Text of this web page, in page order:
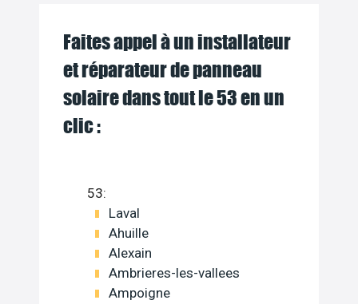
Faites appel à un installateur
et réparateur de panneau
solaire dans tout le 53 en un
clic :
53:
Laval
Ahuille
Alexain
Ambrieres-les-vallees
Ampoigne